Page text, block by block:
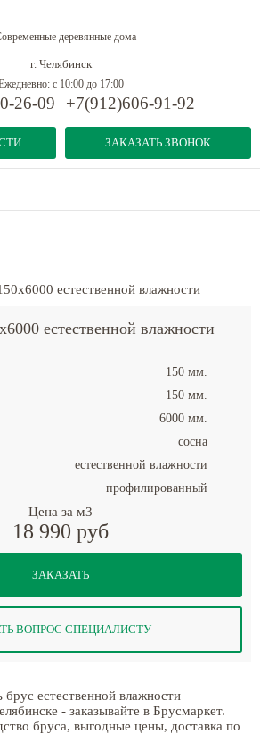
деревянные дома
г. Челябинск
с 10:00 до 17:00
26-09 +7(912)606-91-92
ЗАКАЗАТЬ ЗВОНОК
естественной влажности
150 мм.
150 мм.
6000 мм.
сосна
естественной влажности
профилированный
Цена за м3
18 990 руб
ЗАКАЗАТЬ
ВОПРОС СПЕЦИАЛИСТУ
естественной влажности
- заказывайте в Брусмаркет.
бруса, выгодные цены, доставка по